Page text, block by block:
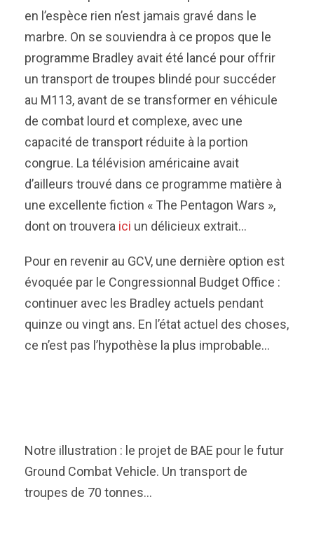
en l’espèce rien n’est jamais gravé dans le
marbre. On se souviendra à ce propos que le
programme Bradley avait été lancé pour offrir
un transport de troupes blindé pour succéder
au M113, avant de se transformer en véhicule
de combat lourd et complexe, avec une
capacité de transport réduite à la portion
congrue. La télévision américaine avait
d’ailleurs trouvé dans ce programme matière à
une excellente fiction « The Pentagon Wars »,
dont on trouvera ici un délicieux extrait…
Pour en revenir au GCV, une dernière option est
évoquée par le Congressionnal Budget Office :
continuer avec les Bradley actuels pendant
quinze ou vingt ans. En l’état actuel des choses,
ce n’est pas l’hypothèse la plus improbable…
Notre illustration : le projet de BAE pour le futur
Ground Combat Vehicle. Un transport de
troupes de 70 tonnes…